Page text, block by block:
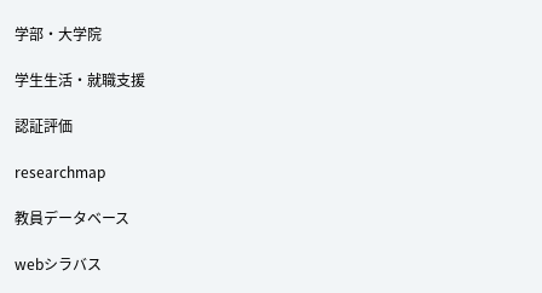
学部・大学院
学生生活・就職支援
認証評価
researchmap
教員データベース
webシラバス